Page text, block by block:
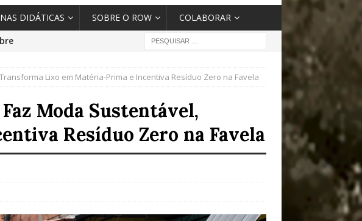
DIDÁTICAS SOBRE O ROW COLABORAR
Lixo em Matéria-Prima e Incentiva Resíduo Zero na Favela
Moda Sustentável,
Resíduo Zero na Favela